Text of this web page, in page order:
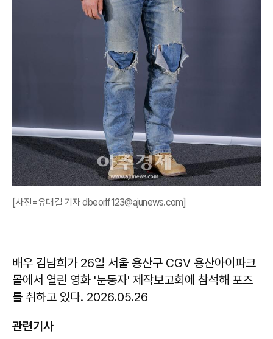
[사진=유대길 기자 dbeorlf123@ajunews.com]
배우 김남희가 26일 서울 용산구 CGV 용산아이파크
몰에서 열린 영화 '눈동자' 제작보고회에 참석해 포즈
를 취하고 있다. 2026.05.26
관련기사